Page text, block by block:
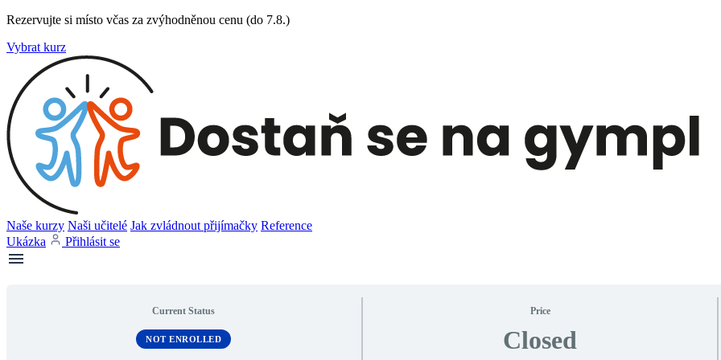
Rezervujte si místo včas za zvýhodněnou cenu (do 7.8.)
Vybrat kurz
Naše kurzy Naši učitelé Jak zvládnout přijímačky Reference
Ukázka
Přihlásit se
Current Status
NOT ENROLLED
Price
Closed